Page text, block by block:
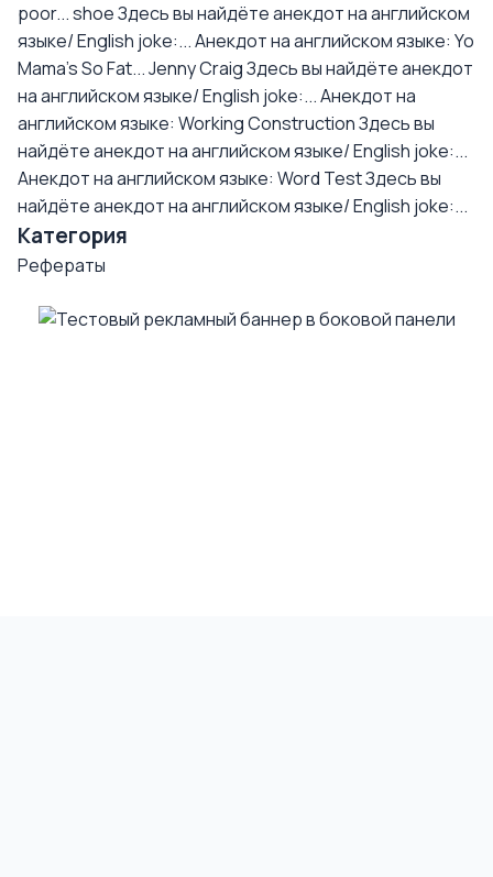
poor... shoeЗдесь вы найдёте анекдот на английском
языке/ English joke:...Анекдот на английском языке: Yo
Mama's So Fat... Jenny CraigЗдесь вы найдёте анекдот
на английском языке/ English joke:...Анекдот на
английском языке: Working ConstructionЗдесь вы
найдёте анекдот на английском языке/ English joke:...
Анекдот на английском языке: Word TestЗдесь вы
найдёте анекдот на английском языке/ English joke:...
Категория
Рефераты